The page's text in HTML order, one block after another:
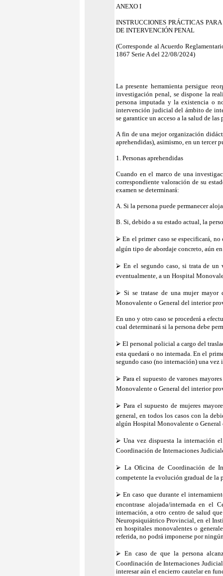
ANEXO I
INSTRUCCIONES PRÁCTICAS
DE INTERVENCIÓN PENAL
(Corresponde al Acuerdo
1867 Serie A del 22/08/2024)
La presente herramienta persigue
investigación penal, se dispone la
persona imputada y la existencia o
intervención judicial del ámbito de
se garantice un acceso a la salud de
A fin de una mejor organización
aprehendidas), asimismo, en un tercer
1. Personas aprehendidas
Cuando en el marco de una
correspondiente valoración de su
examen se determinará:
A. Si la persona puede permanecer
B. Si, debido a su estado actual, la
⮚ En el primer caso se especificará,
algún tipo de abordaje concreto, aún
⮚ En el segundo caso, si trata de un
eventualmente, a un Hospital
⮚ Si se tratase de una mujer mayor
Monovalente o General del interior
En uno y otro caso se procederá a
cual determinará si la persona debe
⮚ El personal policial a cargo del
esta quedará o no internada. En el
segundo caso (no internación) una vez
⮚ Para el supuesto de varones
Monovalente o General del interior
⮚ Para el supuesto de mujeres
general, en todos los casos con la
algún Hospital Monovalente o
⮚ Una vez dispuesta la internación
Coordinación de Internaciones
⮚ La Oficina de Coordinación de
competente la evolución gradual de la
⮚ En caso que durante el
encontrase alojada/internada en el
internación, a otro centro de salud
Neuropsiquiátrico Provincial, en el
en hospitales monovalentes o
referida, no podrá imponerse por
⮚ En caso de que la persona
Coordinación de Internaciones
interesar aún el encierro cautelar en